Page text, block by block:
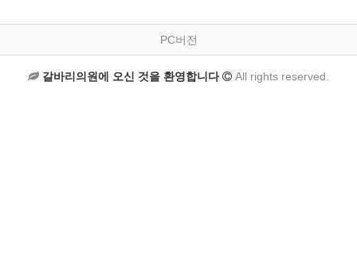
PC버전
갈바리의원에 오신 것을 환영합니다 All rights reserved.